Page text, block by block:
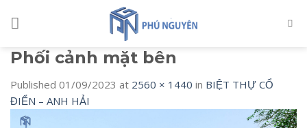
Phối cảnh mặt bên
Published 01/09/2023 at 2560 × 1440 in BIỆT THỰ CỔ
ĐIỂN – ANH HẢI